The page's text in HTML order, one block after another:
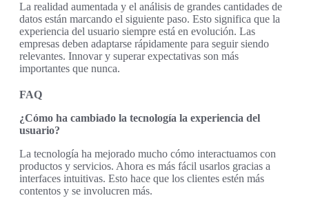
La realidad aumentada y el análisis de grandes cantidades de
datos están marcando el siguiente paso. Esto significa que la
experiencia del usuario siempre está en evolución. Las
empresas deben adaptarse rápidamente para seguir siendo
relevantes. Innovar y superar expectativas son más
importantes que nunca.
FAQ
¿Cómo ha cambiado la tecnología la experiencia del
usuario?
La tecnología ha mejorado mucho cómo interactuamos con
productos y servicios. Ahora es más fácil usarlos gracias a
interfaces intuitivas. Esto hace que los clientes estén más
contentos y se involucren más.